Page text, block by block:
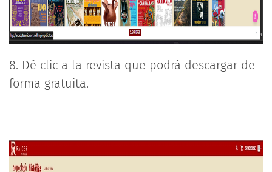
8. Dé clic a la revista que podrá descargar de
forma gratuita.